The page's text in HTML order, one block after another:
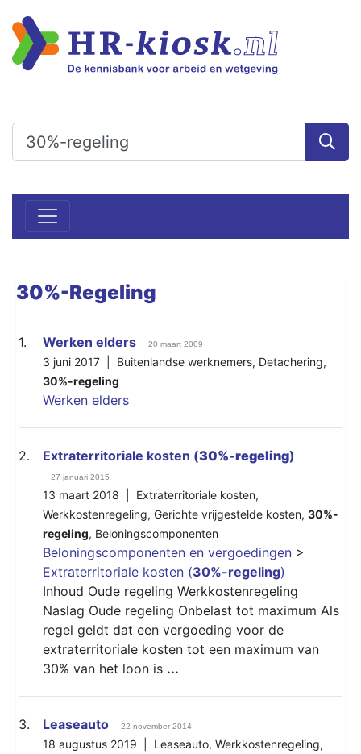
30%-Regeling
1. Werken elders 20 maart 2009
3 juni 2017 | Buitenlandse werknemers, Detachering,
30%-regeling
Werken elders
2. Extraterritoriale kosten (30%-regeling)
27 januari 2015
13 maart 2018 | Extraterritoriale kosten,
Werkkostenregeling, Gerichte vrijgestelde kosten, 30%-
regeling, Beloningscomponenten
Beloningscomponenten en vergoedingen >
Extraterritoriale kosten (30%-regeling)
Inhoud Oude regeling Werkkostenregeling
Naslag Oude regeling Onbelast tot maximum Als
regel geldt dat een vergoeding voor de
extraterritoriale kosten tot een maximum van
30% van het loon is ...
3. Leaseauto 22 november 2014
18 augustus 2019 | Leaseauto, Werkkostenregeling,